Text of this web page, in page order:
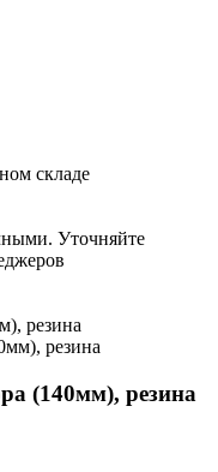
складе
Уточняйте
резина
(140мм), резина